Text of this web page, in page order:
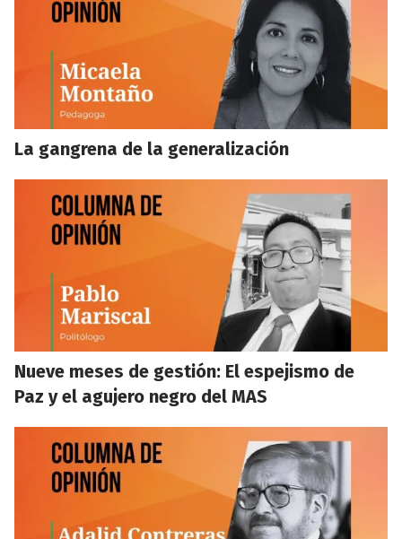
La gangrena de la generalización
Nueve meses de gestión: El espejismo de
Paz y el agujero negro del MAS